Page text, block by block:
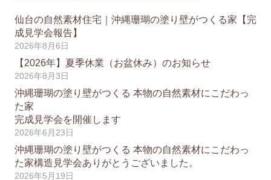
仙台の自然素材住宅｜沖縄珊瑚の塗り壁がつくる家【完
成見学会報告】
2026年8月6日
【2026年】夏季休業（お盆休み）のお知らせ
2026年8月3日
沖縄珊瑚の塗り壁がつくる 本物の自然素材にこだわっ
た家
完成見学会を開催します
2026年6月23日
沖縄珊瑚の塗り壁がつくる 本物の自然素材にこだわっ
た家構造見学会ありがとうございました。
2026年5月19日